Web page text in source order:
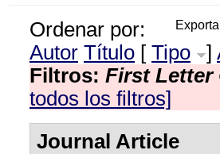
Ordenar por:
Autor Título [ Tipo ]
Filtros: First Letter
todos los filtros]
Journal Article